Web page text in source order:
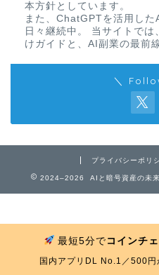
本方針としています。
また、ChatGPTを活用し
日々継続中。 当サイトでは
けガイドと、AI副業の最前
＼
プライバシーポリ
2024–2026 AIと暗号資産の未来
最短5分でコインチ
国内アプリDL No.1／500円